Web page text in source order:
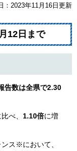
：2023年11月16日更新
12日まで
告数は全県で2.30
べ、 1.10倍に増
ス※において、